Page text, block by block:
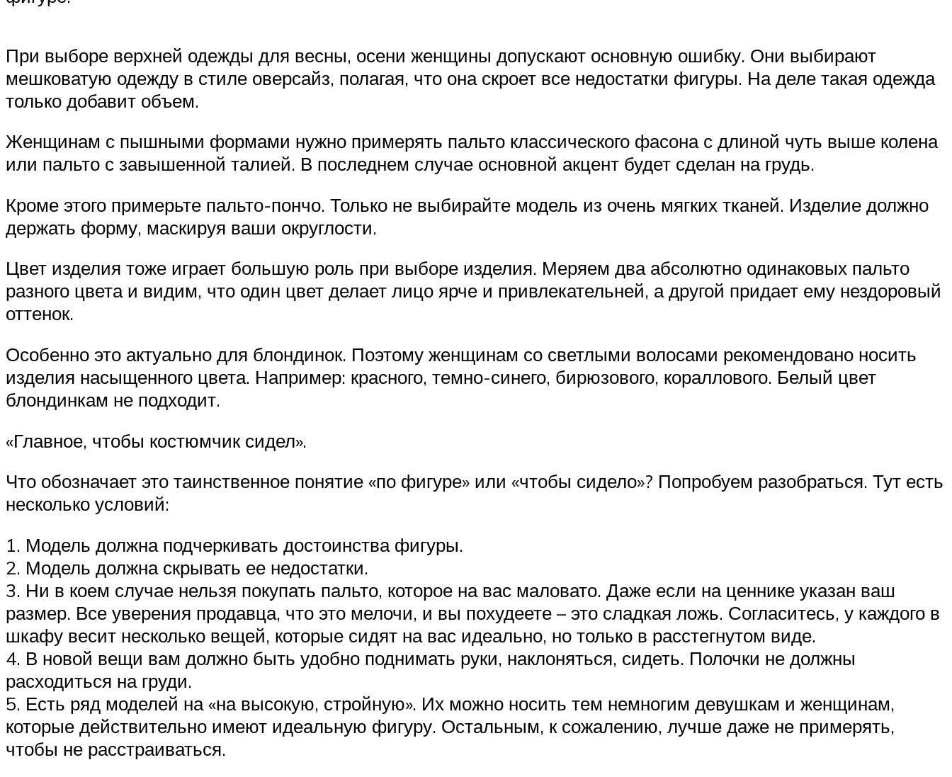
При выборе верхней одежды для весны, осени женщины допускают основную ошибку. Они выбирают
мешковатую одежду в стиле оверсайз, полагая, что она скроет все недостатки фигуры. На деле такая одежда
только добавит объем.
Женщинам с пышными формами нужно примерять пальто классического фасона с длиной чуть выше колена
или пальто с завышенной талией. В последнем случае основной акцент будет сделан на грудь.
Кроме этого примерьте пальто-пончо. Только не выбирайте модель из очень мягких тканей. Изделие должно
держать форму, маскируя ваши округлости.
Цвет изделия тоже играет большую роль при выборе изделия. Меряем два абсолютно одинаковых пальто
разного цвета и видим, что один цвет делает лицо ярче и привлекательней, а другой придает ему нездоровый
оттенок.
Особенно это актуально для блондинок. Поэтому женщинам со светлыми волосами рекомендовано носить
изделия насыщенного цвета. Например: красного, темно-синего, бирюзового, кораллового. Белый цвет
блондинкам не подходит.
«Главное, чтобы костюмчик сидел».
Что обозначает это таинственное понятие «по фигуре» или «чтобы сидело»? Попробуем разобраться. Тут есть
несколько условий:
1. Модель должна подчеркивать достоинства фигуры.
2. Модель должна скрывать ее недостатки.
3. Ни в коем случае нельзя покупать пальто, которое на вас маловато. Даже если на ценнике указан ваш
размер. Все уверения продавца, что это мелочи, и вы похудеете – это сладкая ложь. Согласитесь, у каждого в
шкафу весит несколько вещей, которые сидят на вас идеально, но только в расстегнутом виде.
4. В новой вещи вам должно быть удобно поднимать руки, наклоняться, сидеть. Полочки не должны
расходиться на груди.
5. Есть ряд моделей на «на высокую, стройную». Их можно носить тем немногим девушкам и женщинам,
которые действительно имеют идеальную фигуру. Остальным, к сожалению, лучше даже не примерять,
чтобы не расстраиваться.